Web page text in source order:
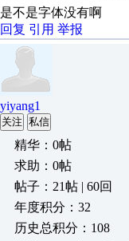
是不是字体没有啊
回复 引用 举报
yiyang1
关注 私信
精华：0帖
求助：0帖
帖子：21帖 | 60回
年度积分：32
历史总积分：108